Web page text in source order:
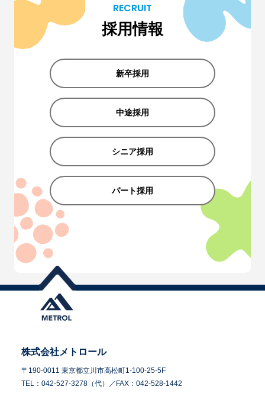
RECRUIT
採用情報
新卒採用
中途採用
シニア採用
パート採用
株式会社メトロール
〒190-0011 東京都立川市高松町1-100-25-5F
TEL：042-527-3278（代）／FAX：042-528-1442